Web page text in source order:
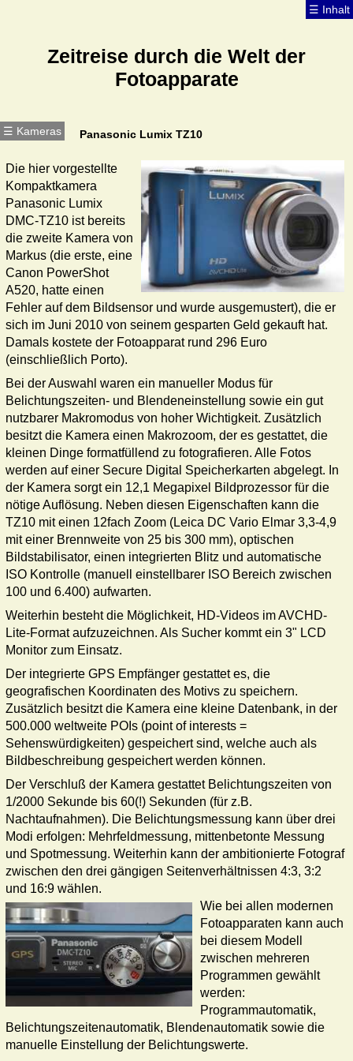
Zeitreise durch die Welt der
Fotoapparate
☰ Inhalt
☰ Inhalt
☰ Kameras
☰ Kameras Panasonic Lumix TZ10
Die hier vorgestellte
Kompakt­kamera
Panasonic Lumix
DMC-TZ10 ist bereits
die zweite Kamera von
Markus (die erste, eine
Canon PowerShot
A520, hatte einen
Fehler auf dem Bildsensor und wurde ausgemustert), die er
sich im Juni 2010 von seinem gesparten Geld gekauft hat.
Damals kostete der Fotoapparat rund 296 Euro
(einschließlich Porto).
Bei der Auswahl waren ein manueller Modus für
Belichtungszeiten- und Blendeneinstellung sowie ein gut
nutzbarer Makromodus von hoher Wichtigkeit. Zusätzlich
besitzt die Kamera einen Makrozoom, der es gestattet, die
kleinen Dinge formatfüllend zu fotografieren. Alle Fotos
werden auf einer Secure Digital Speicherkarten abgelegt. In
der Kamera sorgt ein 12,1 Megapixel Bildprozessor für die
nötige Auflösung. Neben diesen Eigenschaften kann die
TZ10 mit einen 12fach Zoom (Leica DC Vario Elmar 3,3-4,9
mit einer Brennweite von 25 bis 300 mm), optischen
Bildstabilisator, einen integrierten Blitz und automatische
ISO Kontrolle (manuell einstellbarer ISO Bereich zwischen
100 und 6.400) aufwarten.
Weiterhin besteht die Möglichkeit, HD-Videos im AVCHD-
Lite-Format aufzuzeichnen. Als Sucher kommt ein 3" LCD
Monitor zum Einsatz.
Der integrierte GPS Empfänger gestattet es, die
geografischen Koordinaten des Motivs zu speichern.
Zusätzlich besitzt die Kamera eine kleine Datenbank, in der
500.000 weltweite POIs (point of interests =
Sehenswürdigkeiten) gespeichert sind, welche auch als
Bildbeschreibung gespeichert werden können.
Der Verschluß der Kamera gestattet Belichtungszeiten von
1/2000 Sekunde bis 60(!) Sekunden (für z.B.
Nachtaufnahmen). Die Belichtungsmessung kann über drei
Modi erfolgen: Mehrfeldmessung, mittenbetonte Messung
und Spotmessung. Weiterhin kann der ambitionierte Fotograf
zwischen den drei gängigen Seitenverhältnissen 4:3, 3:2
und 16:9 wählen.
Wie bei allen modernen
Fotoapparaten kann auch
bei diesem Modell
zwischen mehreren
Programmen gewählt
werden:
Programmautomatik,
Belichtungs­zeit­enautomatik, Blendenautomatik sowie die
manuelle Einstellung der Belichtungs­werte.